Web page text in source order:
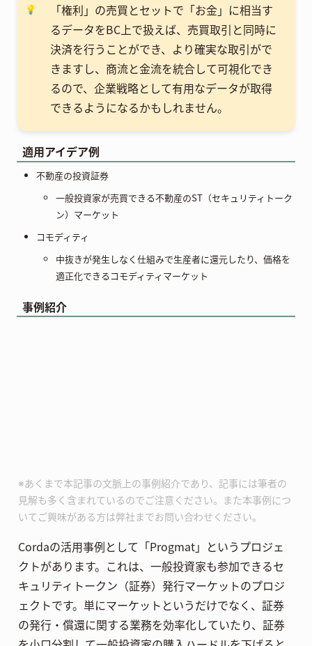
💡
「権利」の売買とセットで「お金」に相当す
るデータをBC上で扱えば、売買取引と同時に
決済を行うことができ、より確実な取引がで
きますし、商流と金流を統合して可視化でき
るので、企業戦略として有用なデータが取得
できるようになるかもしれません。
適用アイデア例
不動産の投資証券
一般投資家が売買できる不動産のST（セキュリティトーク
ン）マーケット
コモディティ
中抜きが発生しなく仕組みで生産者に還元したり、価格を
適正化できるコモディティマーケット
事例紹介
※あくまで本記事の文脈上の事例紹介であり、記事には筆者の
見解も多く含まれているのでご注意ください。また本事例につ
いてご興味がある方は弊社までお問い合わせください。
Cordaの活用事例として「Progmat」というプロジェ
クトがあります。これは、一般投資家も参加できるセ
キュリティトークン（証券）発行マーケットのプロジ
ェクトです。単にマーケットというだけでなく、証券
の発行・償還に関する業務を効率化していたり、証券